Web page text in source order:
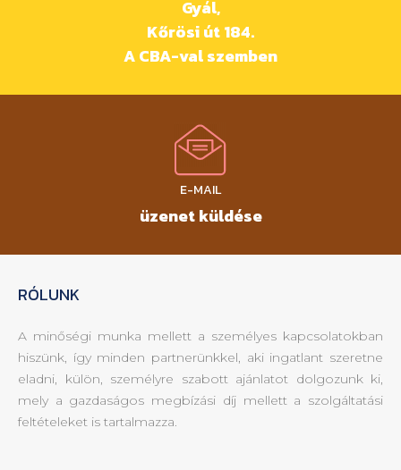
Gyál,
Kőrösi út 184.
A CBA-val szemben
E-MAIL
üzenet küldése
RÓLUNK
A minőségi munka mellett a személyes kapcsolatokban
hiszünk, így minden partnerünkkel, aki ingatlant szeretne
eladni, külön, személyre szabott ajánlatot dolgozunk ki,
mely a gazdaságos megbízási díj mellett a szolgáltatási
feltételeket is tartalmazza.